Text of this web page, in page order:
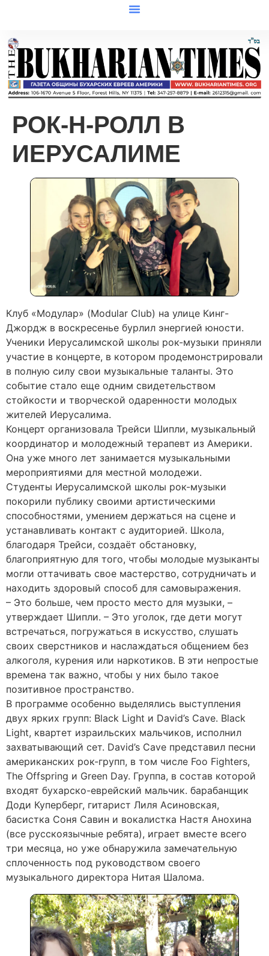
РОК-Н-РОЛЛ В
ИЕРУСАЛИМЕ
Клуб «Модулар» (Modular Club) на улице Кинг-
Джордж в воскресенье бурлил энергией юности.
Ученики Иерусалимской школы рок-музыки приняли
участие в концерте, в котором продемонстрировали
в полную силу свои музыкальные таланты. Это
событие стало еще одним свидетельством
стойкости и творческой одаренности молодых
жителей Иерусалима.
Концерт организовала Трейси Шипли, музыкальный
координатор и молодежный терапевт из Америки.
Она уже много лет занимается музыкальными
мероприятиями для местной молодежи.
Студенты Иерусалимской школы рок-музыки
покорили публику своими артистическими
способностями, умением держаться на сцене и
устанавливать контакт с аудиторией. Школа,
благодаря Трейси, создаёт обстановку,
благоприятную для того, чтобы молодые музыканты
могли оттачивать свое мастерство, сотрудничать и
находить здоровый способ для самовыражения.
– Это больше, чем просто место для музыки, –
утверждает Шипли. – Это уголок, где дети могут
встречаться, погружаться в искусство, слушать
своих сверстников и наслаждаться общением без
алкоголя, курения или наркотиков. В эти непростые
времена так важно, чтобы у них было такое
позитивное пространство.
В программе особенно выделялись выступления
двух ярких групп: Black Light и David’s Cave. Black
Light, квартет израильских мальчиков, исполнил
захватывающий сет. David’s Cave представил песни
американских рок-групп, в том числе Foo Fighters,
The Offspring и Green Day. Группа, в состав которой
входят бухарско-еврейский мальчик. барабанщик
Доди Куперберг, гитарист Лиля Асиновская,
басистка Соня Савин и вокалистка Настя Анохина
(все русскоязычные ребята), играет вместе всего
три месяца, но уже обнаружила замечательную
сплоченность под руководством своего
музыкального директора Нитая Шалома.